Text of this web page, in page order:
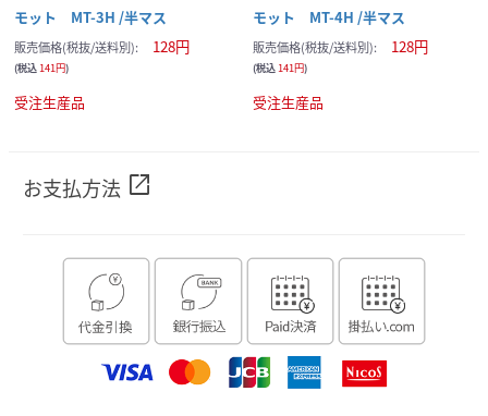
モット MT-3H /半マス
販売価格(税抜/送料別): 128円
(税込 141円)
受注生産品
モット MT-4H /半マス
販売価格(税抜/送料別): 128円
(税込 141円)
受注生産品
現在のサンプル点数：
お支払方法 open_in_new